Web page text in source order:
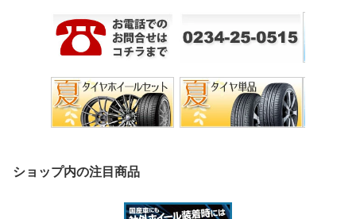
ショップ内の注目商品